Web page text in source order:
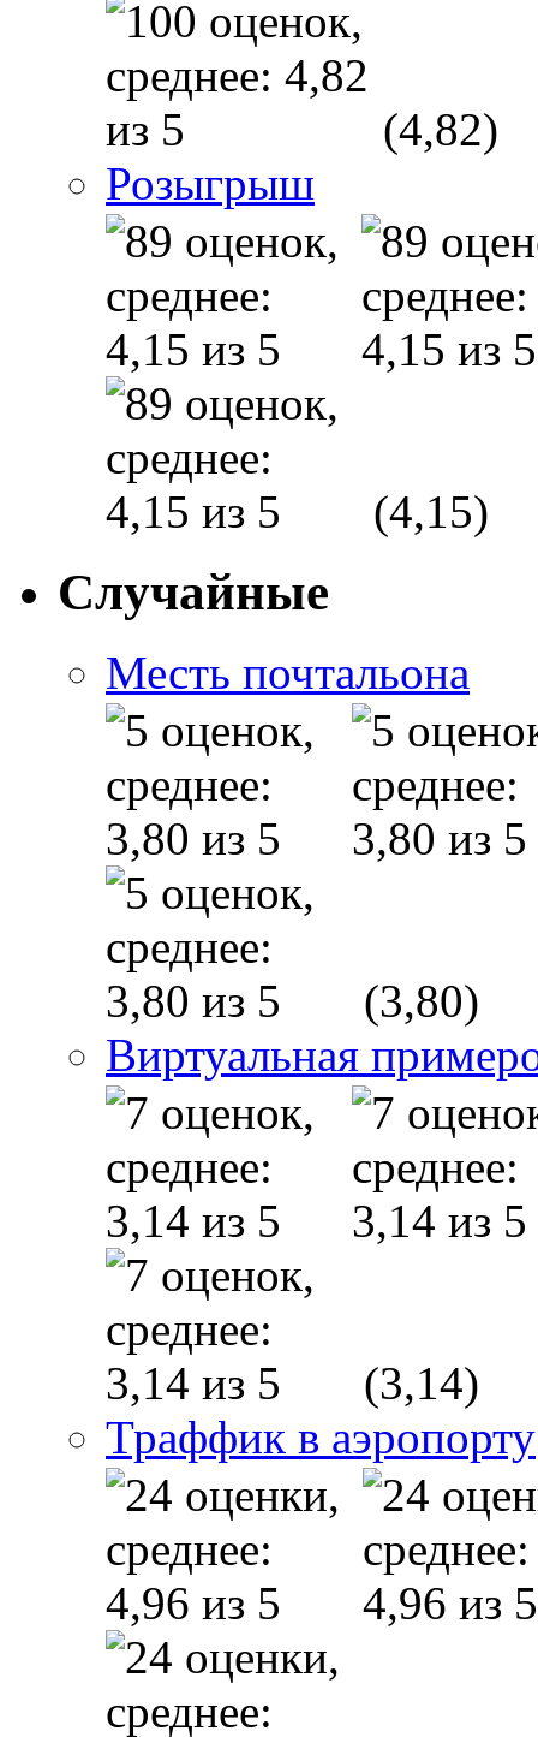
(4,82)
Розыгрыш
(4,15)
Случайные
Месть почтальона
(3,80)
Виртуальная
(3,14)
Траффик в аэропорту